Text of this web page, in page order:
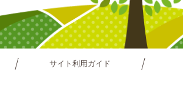
サイト利用ガイド